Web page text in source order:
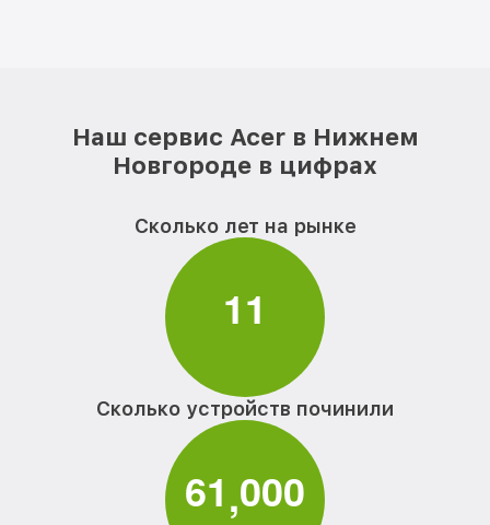
Наш сервис Acer в Нижнем
Новгороде в цифрах
Сколько лет на рынке
11
Сколько устройств починили
61,000